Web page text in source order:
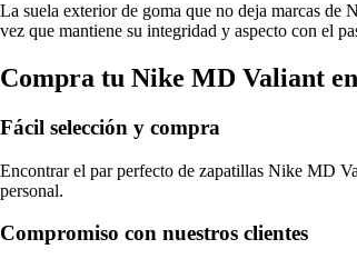
La suela exterior de goma que no deja marcas de
vez que mantiene su integridad y aspecto con el
Compra tu Nike MD Valiant
Fácil selección y compra
Encontrar el par perfecto de zapatillas Nike MD
personal.
Compromiso con nuestros clientes